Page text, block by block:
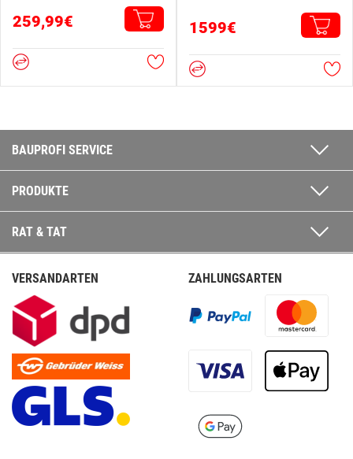
259,99€ 1599€
BAUPROFI SERVICE
PRODUKTE
RAT & TAT
VERSANDARTEN ZAHLUNGSARTEN